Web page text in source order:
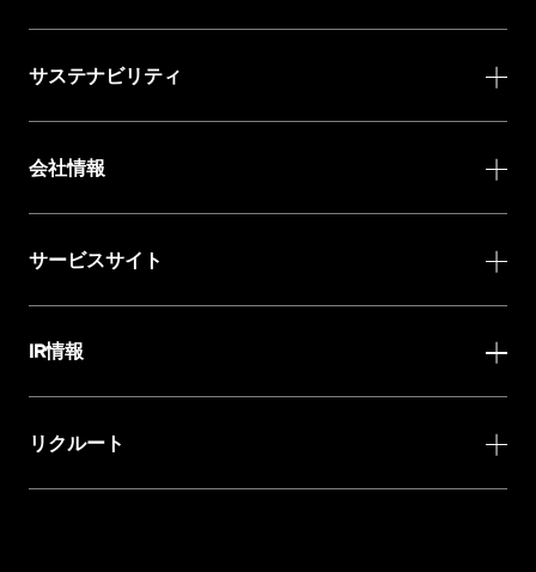
サステナビリティ
会社情報
サービスサイト
IR情報
リクルート